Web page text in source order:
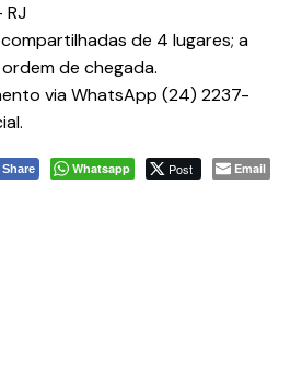
RJ
de 4 lugares; a
de chegada.
via WhatsApp (24) 2237-
Share Whatsapp Post Email